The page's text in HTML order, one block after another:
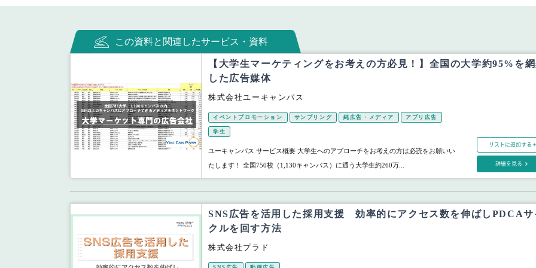
この資料と関連したサービス・資料
【大学生マーケティングをお考えの方必見！】全国の大学約95%を
した広告媒体
株式会社ユーキャンパス
イベントプロモーション サンプリング 純広告・メディア アプリ広告
学生
ユーキャンパス サービス概要 大学生へのアプローチをお考えの方は必読をお願いい
たします！ 全国750校（1,130キャンパス）に通う大学生約260万...
リストに追加する +
詳細を見る
SNS広告を活用した採用支援 効率的にアクセス数を伸ばしPDCAサ
クルを回す方法
株式会社プラド